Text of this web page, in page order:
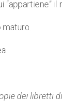
“appartiene”
maturo.
dei libretti